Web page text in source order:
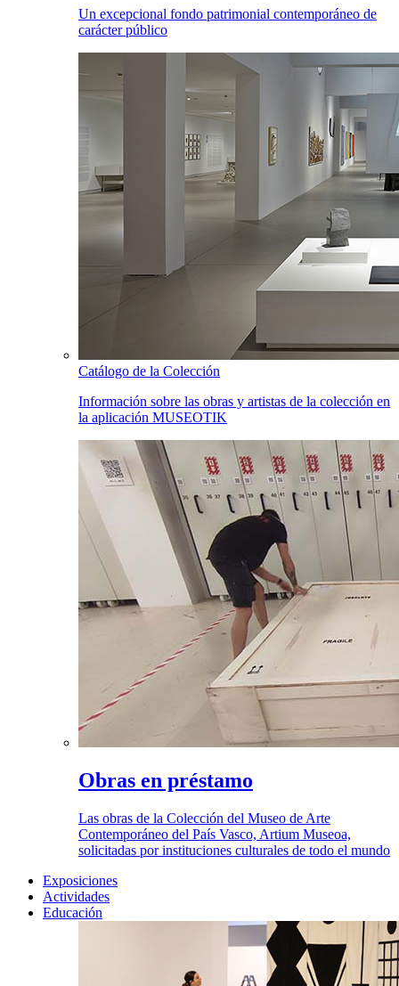
Un excepcional fondo patrimonial contemporáneo de
carácter público
Catálogo de la Colección
Información sobre las obras y artistas de la colección en
la aplicación MUSEOTIK
Obras en préstamo
Las obras de la Colección del Museo de Arte
Contemporáneo del País Vasco, Artium Museoa,
solicitadas por instituciones culturales de todo el mundo
Exposiciones
Actividades
Educación